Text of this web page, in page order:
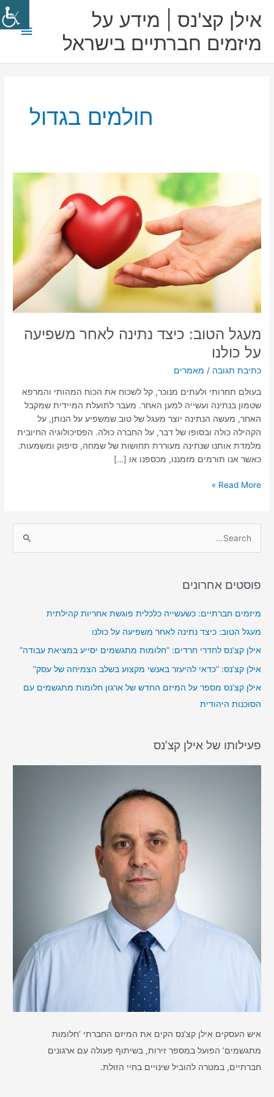
לתוכןאילן קצ'נס | מידע על
מיזמים חברתיים בישראל
ראשי
חולמים בגדול
מעגל הטוב: כיצד נתינה לאחר משפיעה
על כולנו
כתיבת תגובה / מאמרים
בעולם תחרותי ולעתים מנוכר, קל לשכוח את הכוח המהותי והמרפא
שטמון בנתינה ועשייה למען האחר. מעבר לתועלת המיידית שמקבל
האחר, מעשה הנתינה יוצר מעגל של טוב שמשפיע על הנותן, על
הקהילה כולה ובסופו של דבר, על החברה כולה. הפסיכולוגיה החיובית
מלמדת אותנו שנתינה מעוררת תחושות של שמחה, סיפוק ומשמעות.
כאשר אנו תורמים מזמננו, מכספנו או […]
כיצד
לאחר
משפיעה
Read More »
r
o
r
:
פוסטים אחרונים
מיזמים חברתיים: כשעשייה כלכלית פוגשת אחריות קהילתית
מעגל הטוב: כיצד נתינה לאחר משפיעה על כולנו
אילן קצ’נס לחדרי חרדים: “חלומות מתגשמים יסייע במציאת עבודה”
אילן קצ’נס: “כדאי להיעזר באנשי מקצוע בשלב הצמיחה של עסק”
אילן קצ’נס מספר על המיזם החדש של ארגון חלומות מתגשמים עם
הסוכנות היהודית
פעילותו של אילן קצ’נס
איש העסקים אילן קצ’נס הקים את המיזם החברתי ‘חלומות
מתגשמים’ הפועל במספר זירות, בשיתוף פעולה עם ארגונים
חברתיים, במטרה להוביל שינויים בחיי הזולת.